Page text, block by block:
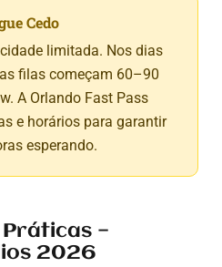
Cedo
limitada. Nos dias
filas começam 60–90
A Orlando Fast Pass
e horários para garantir
esperando.
—
2026